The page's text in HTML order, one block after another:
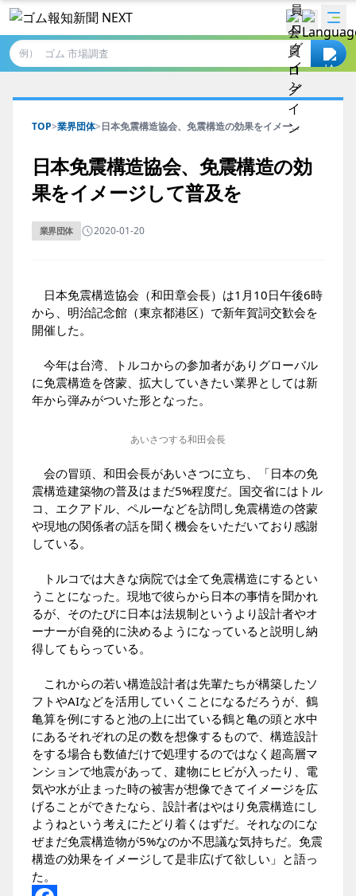
例）
TOP>業界団体>日本免震構造協会、免震構造の効果をイメー...
日本免震構造協会、免震構造の効
果をイメージして普及を
業界団体 2020-01-20
日本免震構造協会（和田章会長）は1月10日午後6時
から、明治記念館（東京都港区）で新年賀詞交歓会を
開催した。
今年は台湾、トルコからの参加者がありグローバル
に免震構造を啓蒙、拡大していきたい業界としては新
年から弾みがついた形となった。
あいさつする和田会長
会の冒頭、和田会長があいさつに立ち、「日本の免
震構造建築物の普及はまだ5%程度だ。国交省にはトル
コ、エクアドル、ペルーなどを訪問し免震構造の啓蒙
や現地の関係者の話を聞く機会をいただいており感謝
している。
トルコでは大きな病院では全て免震構造にするとい
うことになった。現地で彼らから日本の事情を聞かれ
るが、そのたびに日本は法規制というより設計者やオ
ーナーが自発的に決めるようになっていると説明し納
得してもらっている。
これからの若い構造設計者は先輩たちが構築したソ
フトやAIなどを活用していくことになるだろうが、鶴
亀算を例にすると池の上に出ている鶴と亀の頭と水中
にあるそれぞれの足の数を想像するもので、構造設計
をする場合も数値だけで処理するのではなく超高層マ
ンションで地震があって、建物にヒビが入ったり、電
気や水が止まった時の被害が想像できてイメージを広
げることができたなら、設計者はやはり免震構造にし
ようねという考えにたどり着くはずだ。それなのにな
ぜまだ免震構造物が5%なのか不思議な気持ちだ。免震
構造の効果をイメージして是非広げて欲しい」と語っ
た。